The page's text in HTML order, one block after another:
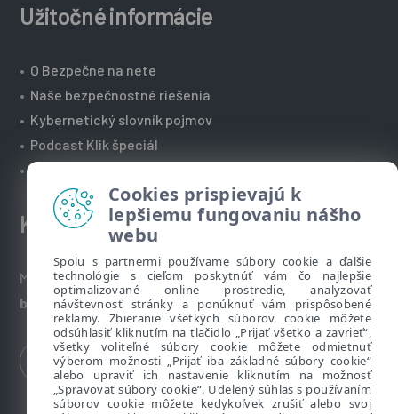
Užitočné informácie
• O Bezpečne na nete
• Naše bezpečnostné riešenia
• Kybernetický slovník pojmov
• Podcast Klik špeciál
•Technická podpora spoločnosti ESET
Kontakt
Máte nezodpovedané otázky? Napíšte nám:
bezpecnenanete@eset.sk
Cookies prispievajú k
lepšiemu fungovaniu nášho
webu
Spolu s partnermi používame súbory cookie a ďalšie
technológie s cieľom poskytnúť vám čo najlepšie
optimalizované online prostredie, analyzovať
návštevnosť stránky a ponúknuť vám prispôsobené
reklamy. Zbieranie všetkých súborov cookie môžete
odsúhlasiť kliknutím na tlačidlo „Prijať všetko a zavrieť“,
všetky voliteľné súbory cookie môžete odmietnuť
výberom možnosti „Prijať iba základné súbory cookie“
alebo upraviť ich nastavenie kliknutím na možnosť
„Spravovať súbory cookie“. Udelený súhlas s používaním
súborov cookie môžete kedykoľvek zrušiť alebo svoj